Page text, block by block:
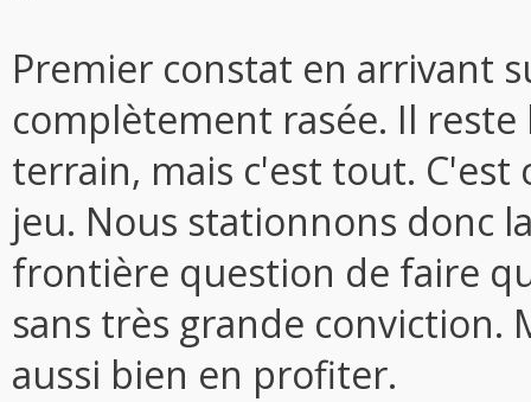
Premier constat en arrivant
complètement rasée. Il
terrain, mais c'est tout.
jeu. Nous stationnons donc
frontière question de faire
sans très grande conviction.
aussi bien en profiter.